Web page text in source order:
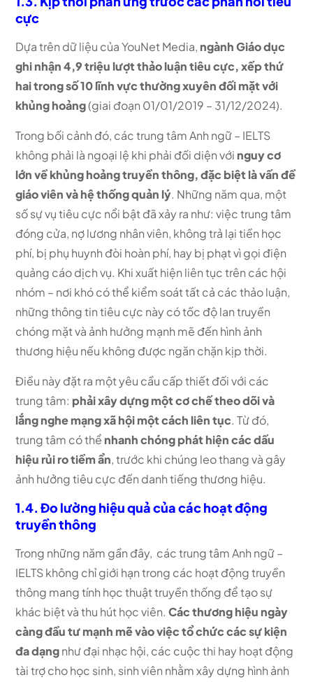
cực
Dựa trên dữ liệu của YouNet Media, ngành Giáo dục
ghi nhận 4,9 triệu lượt thảo luận tiêu cực, xếp thứ
hai trong số 10 lĩnh vực thường xuyên đối mặt với
khủng hoảng(giai đoạn 01/01/2019 – 31/12/2024).
Trong bối cảnh đó, các trung tâm Anh ngữ – IELTS
không phải là ngoại lệ khi phải đối diện với nguy cơ
lớn về khủng hoảng truyền thông, đặc biệt là vấn đề
giáo viên và hệ thống quản lý. Những năm qua, một
số sự vụ tiêu cực nổi bật đã xảy ra như: việc trung tâm
đóng cửa, nợ lương nhân viên, không trả lại tiền học
phí, bị phụ huynh đòi hoàn phí, hay bị phạt vì gọi điện
quảng cáo dịch vụ. Khi xuất hiện liên tục trên các hội
nhóm – nơi khó có thể kiểm soát tất cả các thảo luận,
những thông tin tiêu cực này có tốc độ lan truyền
chóng mặt và ảnh hưởng mạnh mẽ đến hình ảnh
thương hiệu nếu không được ngăn chặn kịp thời.
Điều này đặt ra một yêu cầu cấp thiết đối với các
trung tâm: phải xây dựng một cơ chế theo dõi và
lắng nghe mạng xã hội một cách liên tục. Từ đó,
trung tâm có thể nhanh chóng phát hiện các dấu
hiệu rủi ro tiềm ẩn, trước khi chúng leo thang và gây
ảnh hưởng tiêu cực đến danh tiếng thương hiệu.
1.4. Đo lường hiệu quả của các hoạt động
truyền thông
Trong những năm gần đây, các trung tâm Anh ngữ –
IELTS không chỉ giới hạn trong các hoạt động truyền
thông mang tính học thuật truyền thống để tạo sự
khác biệt và thu hút học viên.Các thương hiệu ngày
càng đầu tư mạnh mẽ vào việc tổ chức các sự kiện
đa dạngnhư đại nhạc hội, các cuộc thi hay hoạt động
tài trợ cho học sinh, sinh viên nhằm xây dựng hình ảnh